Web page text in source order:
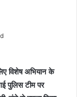
विशेष अभियान के
पुलिस टीम पर